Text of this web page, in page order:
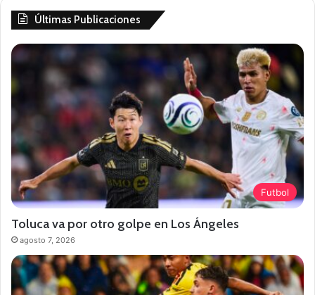
Últimas Publicaciones
Futbol
Toluca va por otro golpe en Los Ángeles
agosto 7, 2026